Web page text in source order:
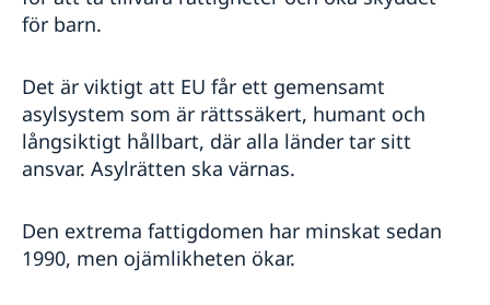
för barn.
Det är viktigt att EU får ett gemensamt
asylsystem som är rättssäkert, humant och
långsiktigt hållbart, där alla länder tar sitt
ansvar. Asylrätten ska värnas.
Den extrema fattigdomen har minskat sedan
1990, men ojämlikheten ökar.